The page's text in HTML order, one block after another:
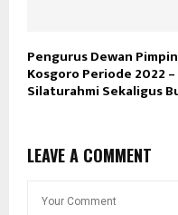
Pengurus Dewan
Kosgoro Periode 2022
Silaturahmi Sekaligus
LEAVE A COMMENT